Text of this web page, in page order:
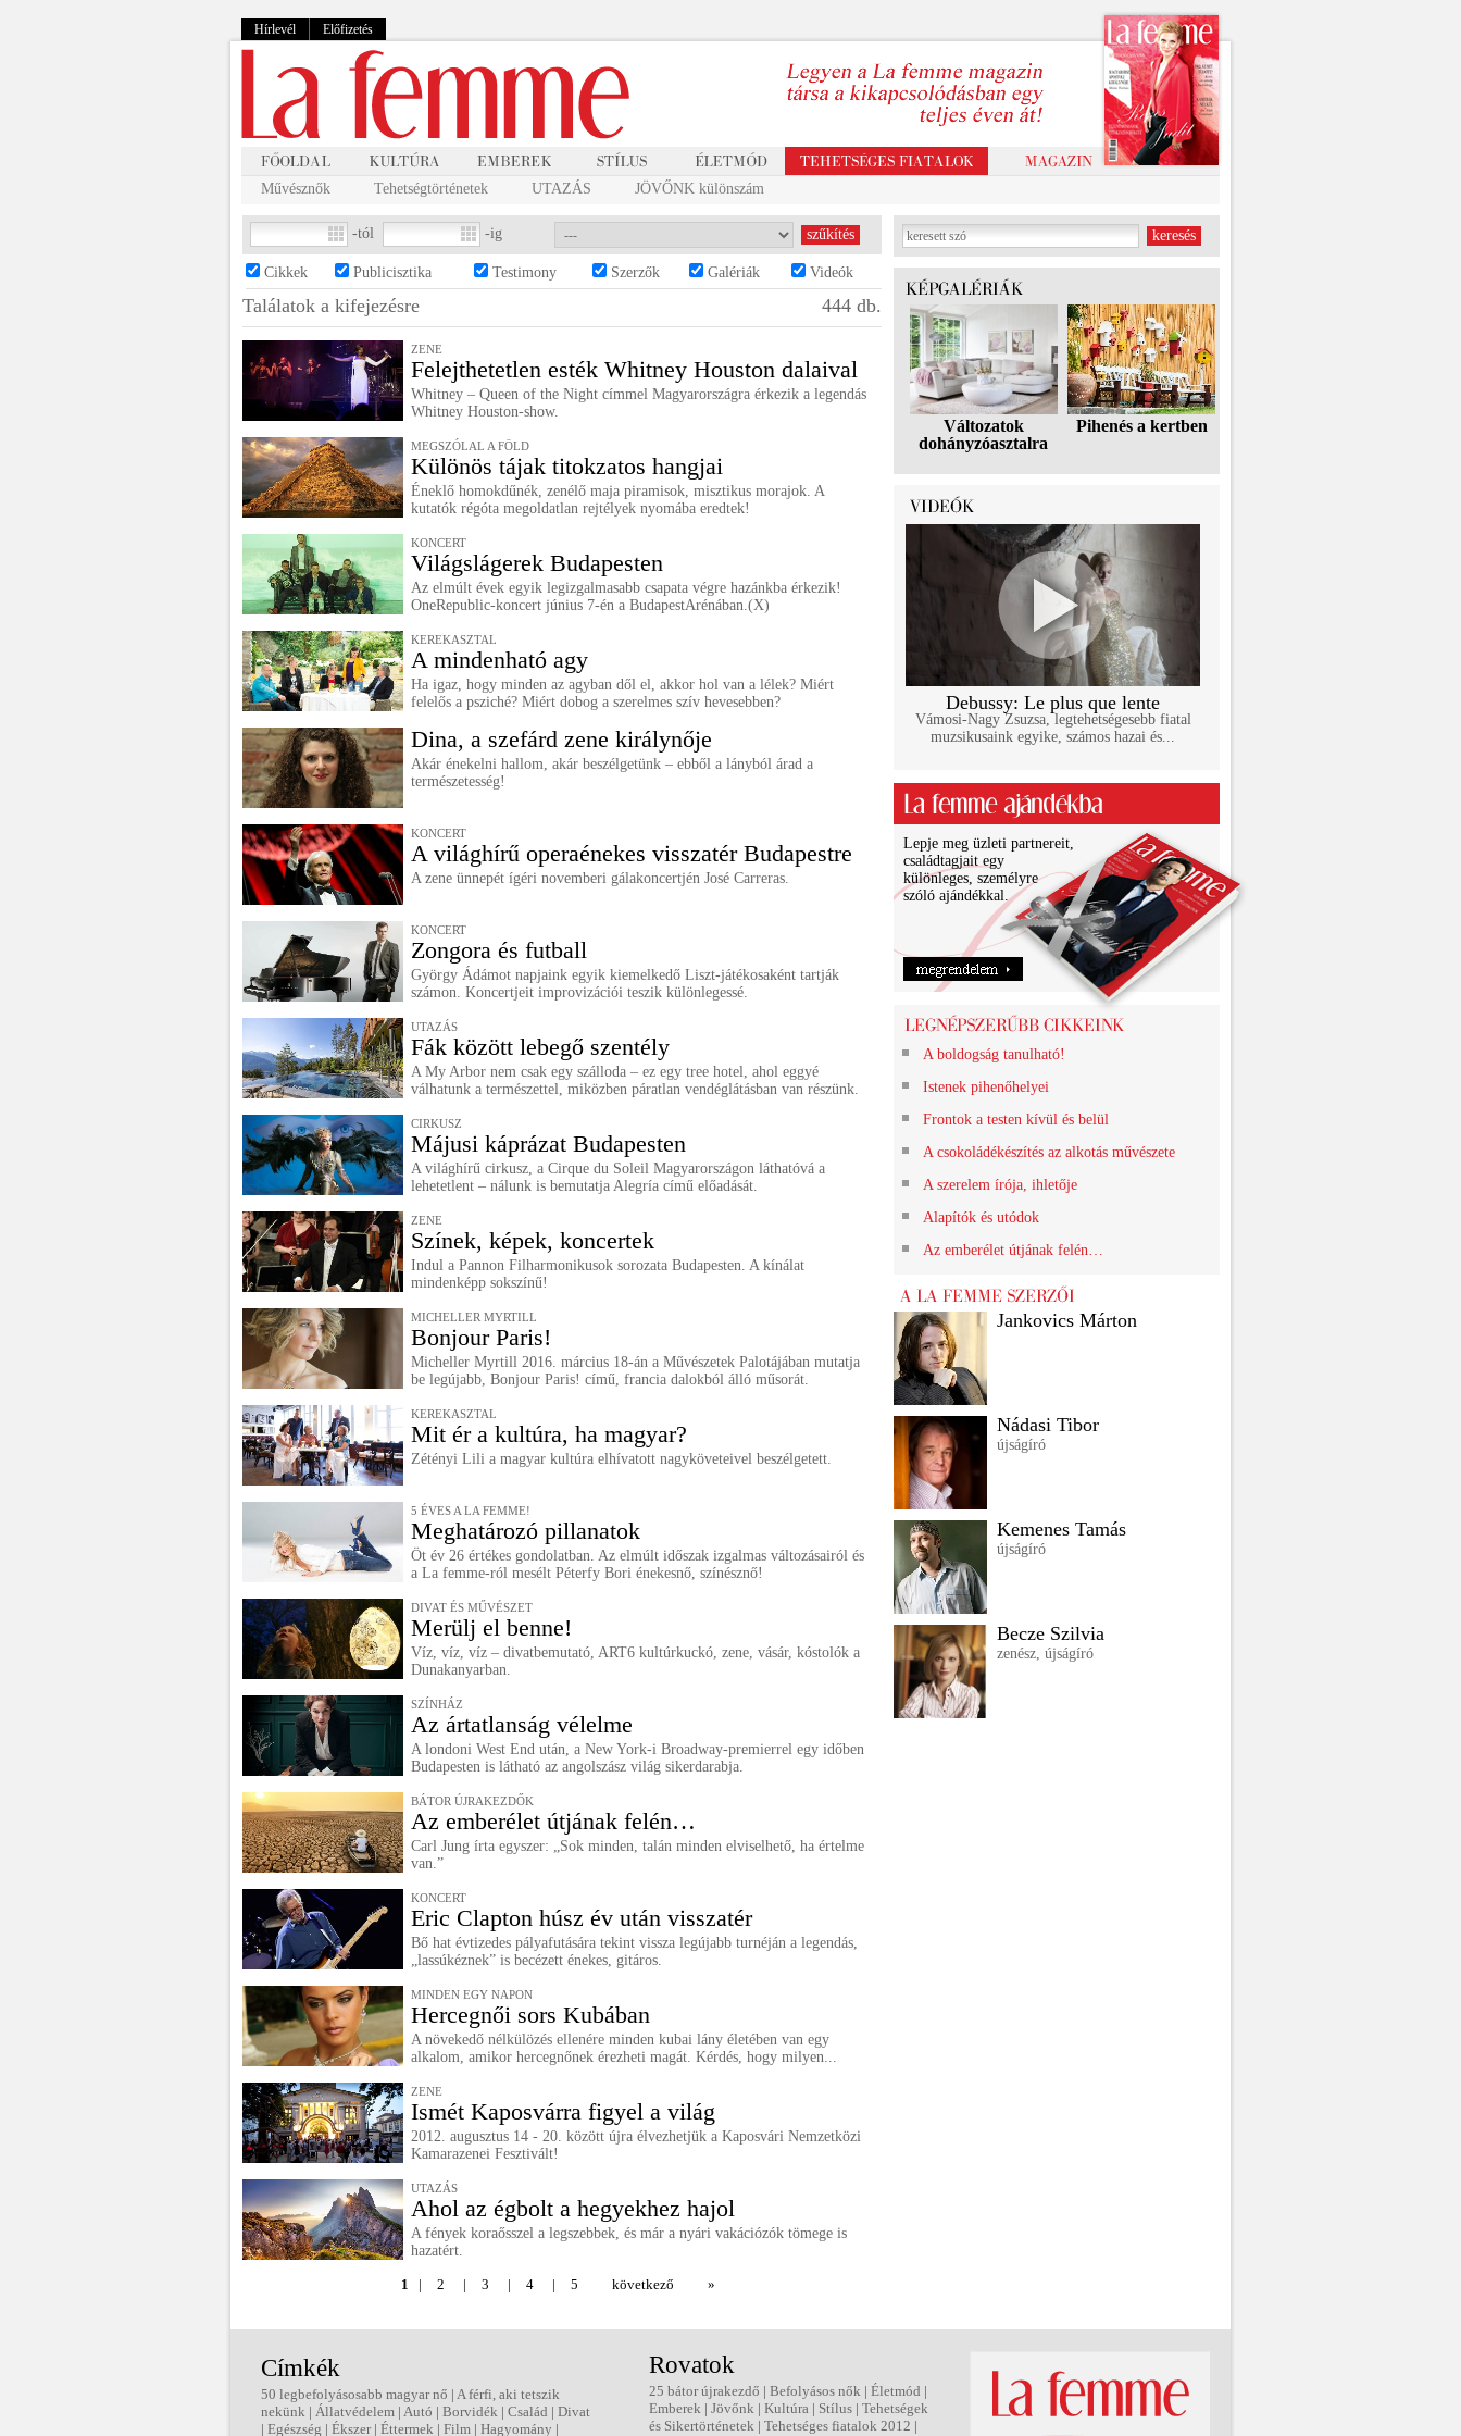
Hírlevél Előfizetés
Művésznők Tehetségtörténetek UTAZÁS JÖVŐNK különszám
-tól -ig
Cikkek Publicisztika Testimony Szerzők Galériák Videók
Találatok a kifejezésre 444 db.
ZENE
Felejthetetlen esték Whitney Houston dalaival
Whitney – Queen of the Night címmel Magyarországra érkezik a legendás
Whitney Houston-show.
MEGSZÓLAL A FÖLD
Különös tájak titokzatos hangjai
Éneklő homokdűnék, zenélő maja piramisok, misztikus morajok. A
kutatók régóta megoldatlan rejtélyek nyomába eredtek!
KONCERT
Világslágerek Budapesten
Az elmúlt évek egyik legizgalmasabb csapata végre hazánkba érkezik!
OneRepublic-koncert június 7-én a BudapestArénában.(X)
KEREKASZTAL
A mindenható agy
Ha igaz, hogy minden az agyban dől el, akkor hol van a lélek? Miért
felelős a psziché? Miért dobog a szerelmes szív hevesebben?
Dina, a szefárd zene királynője
Akár énekelni hallom, akár beszélgetünk – ebből a lányból árad a
természetesség!
KONCERT
A világhírű operaénekes visszatér Budapestre
A zene ünnepét ígéri novemberi gálakoncertjén José Carreras.
KONCERT
Zongora és futball
György Ádámot napjaink egyik kiemelkedő Liszt-játékosaként tartják
számon. Koncertjeit improvizációi teszik különlegessé.
UTAZÁS
Fák között lebegő szentély
A My Arbor nem csak egy szálloda – ez egy tree hotel, ahol eggyé
válhatunk a természettel, miközben páratlan vendéglátásban van részünk.
CIRKUSZ
Májusi káprázat Budapesten
A világhírű cirkusz, a Cirque du Soleil Magyarországon láthatóvá a
lehetetlent – nálunk is bemutatja Alegría című előadását.
ZENE
Színek, képek, koncertek
Indul a Pannon Filharmonikusok sorozata Budapesten. A kínálat
mindenképp sokszínű!
MICHELLER MYRTILL
Bonjour Paris!
Micheller Myrtill 2016. március 18-án a Művészetek Palotájában mutatja
be legújabb, Bonjour Paris! című, francia dalokból álló műsorát.
KEREKASZTAL
Mit ér a kultúra, ha magyar?
Zétényi Lili a magyar kultúra elhívatott nagyköveteivel beszélgetett.
5 ÉVES A LA FEMME!
Meghatározó pillanatok
Öt év 26 értékes gondolatban. Az elmúlt időszak izgalmas változásairól és
a La femme-ról mesélt Péterfy Bori énekesnő, színésznő!
DIVAT ÉS MŰVÉSZET
Merülj el benne!
Víz, víz, víz – divatbemutató, ART6 kultúrkuckó, zene, vásár, kóstolók a
Dunakanyarban.
SZÍNHÁZ
Az ártatlanság vélelme
A londoni West End után, a New York-i Broadway-premierrel egy időben
Budapesten is látható az angolszász világ sikerdarabja.
BÁTOR ÚJRAKEZDŐK
Az emberélet útjának felén…
Carl Jung írta egyszer: „Sok minden, talán minden elviselhető, ha értelme
van.”
KONCERT
Eric Clapton húsz év után visszatér
Bő hat évtizedes pályafutására tekint vissza legújabb turnéján a legendás,
„lassúkéznek” is becézett énekes, gitáros.
MINDEN EGY NAPON
Hercegnői sors Kubában
A növekedő nélkülözés ellenére minden kubai lány életében van egy
alkalom, amikor hercegnőnek érezheti magát. Kérdés, hogy milyen...
ZENE
Ismét Kaposvárra figyel a világ
2012. augusztus 14 - 20. között újra élvezhetjük a Kaposvári Nemzetközi
Kamarazenei Fesztivált!
UTAZÁS
Ahol az égbolt a hegyekhez hajol
A fények koraősszel a legszebbek, és már a nyári vakációzók tömege is
hazatért.
1 | 2 | 3 | 4 | 5 következő »
Változatok
dohányzóasztalra
Pihenés a kertben
Debussy: Le plus que lente
Vámosi-Nagy Zsuzsa, legtehetségesebb fiatal
muzsikusaink egyike, számos hazai és...
Lepje meg üzleti partnereit,
családtagjait egy
különleges, személyre
szóló ajándékkal.
A boldogság tanulható!
Istenek pihenőhelyei
Frontok a testen kívül és belül
A csokoládékészítés az alkotás művészete
A szerelem írója, ihletője
Alapítók és utódok
Az emberélet útjának felén…
Jankovics Márton
Nádasi Tibor
újságíró
Kemenes Tamás
újságíró
Becze Szilvia
zenész, újságíró
Címkék
50 legbefolyásosabb magyar nő | A férfi, aki tetszik
nekünk | Állatvédelem | Autó | Borvidék | Család | Divat
| Egészség | Ékszer| Éttermek | Film | Hagyomány |
Rovatok
25 bátor újrakezdő | Befolyásos nők | Életmód |
Emberek | Jövőnk | Kultúra | Stílus | Tehetségek
és Sikertörténetek | Tehetséges fiatalok 2012 |